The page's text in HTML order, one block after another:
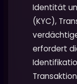
Identität
(KYC),
erfordert